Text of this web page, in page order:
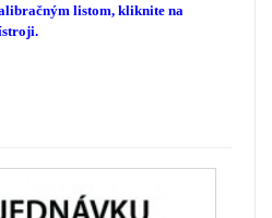
listom, kliknite na